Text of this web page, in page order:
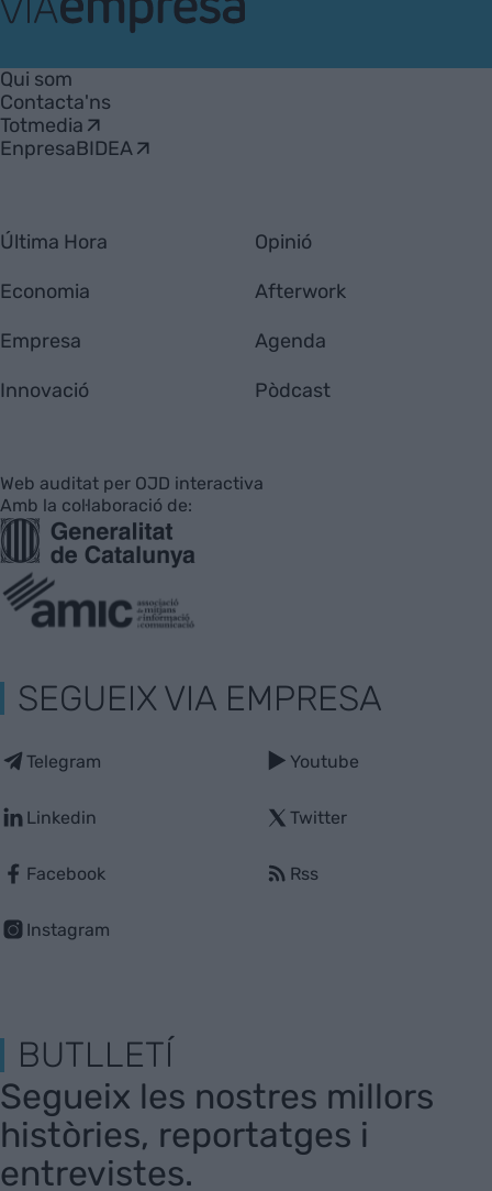
Empresa
Qui som
Contacta'ns
Totmedia
EnpresaBIDEA
Última Hora
Economia
Empresa
Innovació
Opinió
Afterwork
Agenda
Pòdcast
Web auditat per OJD interactiva
Amb la col·laboració de:
SEGUEIX VIA EMPRESA
Telegram
Linkedin
Facebook
Instagram
Youtube
Twitter
Rss
BUTLLETÍ
Segueix les nostres millors
històries, reportatges i
entrevistes.